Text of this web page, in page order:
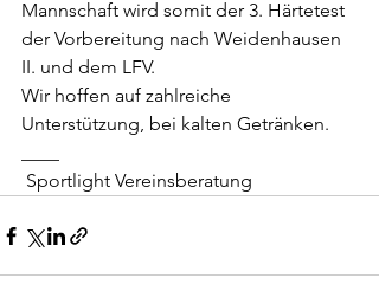
Mannschaft wird somit der 3. Härtetest
der Vorbereitung nach Weidenhausen
II. und dem LFV.
Wir hoffen auf zahlreiche
Unterstützung, bei kalten Getränken.
Sportlight Vereinsberatung